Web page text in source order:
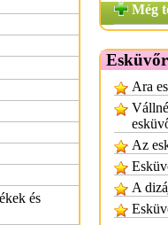
és
Még
Ara
Az
A